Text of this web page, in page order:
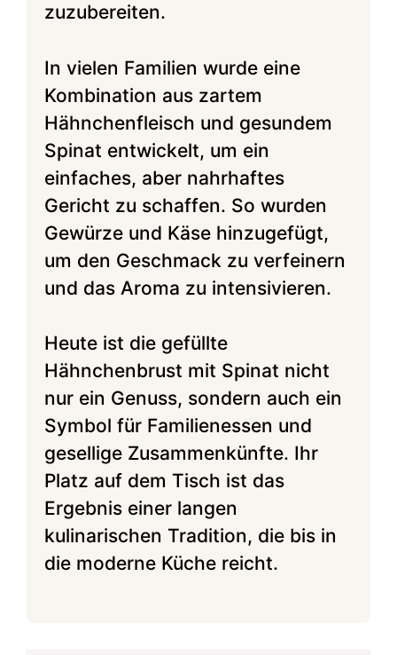
zuzubereiten.
In vielen Familien wurde eine
Kombination aus zartem
Hähnchenfleisch und gesundem
Spinat entwickelt, um ein
einfaches, aber nahrhaftes
Gericht zu schaffen. So wurden
Gewürze und Käse hinzugefügt,
um den Geschmack zu verfeinern
und das Aroma zu intensivieren.
Heute ist die gefüllte
Hähnchenbrust mit Spinat nicht
nur ein Genuss, sondern auch ein
Symbol für Familienessen und
gesellige Zusammenkünfte. Ihr
Platz auf dem Tisch ist das
Ergebnis einer langen
kulinarischen Tradition, die bis in
die moderne Küche reicht.